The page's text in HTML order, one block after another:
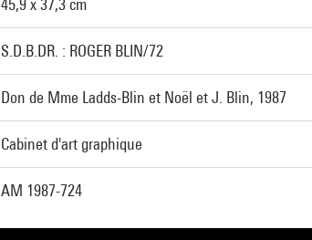
45,9 x 37,3 cm
S.D.B.DR. : ROGER BLIN/72
Don de Mme Ladds-Blin et Noël et J. Blin, 1987
Cabinet d'art graphique
AM 1987-724